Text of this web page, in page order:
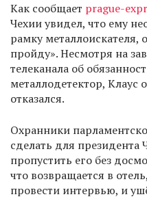
Как сообщает prague-
Чехии увидел, что ему
рамку металлоискателя,
пройду». Несмотря на
телеканала об
металлодетектор, Клаус
отказался.
Охранники
сделать для президента
пропустить его без
что возвращается в
провести интервью, и